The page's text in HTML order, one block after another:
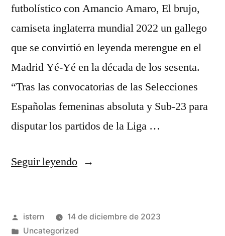
futbolístico con Amancio Amaro, El brujo,
camiseta inglaterra mundial 2022 un gallego
que se convirtió en leyenda merengue en el
Madrid Yé-Yé en la década de los sesenta.
“Tras las convocatorias de las Selecciones
Españolas femeninas absoluta y Sub-23 para
disputar los partidos de la Liga …
Seguir leyendo«chandal
2013»
Publicado
por
istern
14 de diciembre de 2023
Publicado
Uncategorized